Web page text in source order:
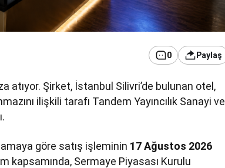
0 Paylaş
atıyor. Şirket, İstanbul Silivri’de bulunan otel,
ilişkili tarafı Tandem Yayıncılık Sanayi ve
göre satış işleminin 17 Ağustos 2026
kapsamında, Sermaye Piyasası Kurulu